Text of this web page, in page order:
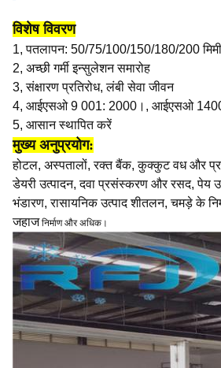
विशेष विवरण
1,पतलापन: 50/75/100/150/180/200 मिमी
2, अच्छी गर्मी इन्सुलेशन समारोह
3, संक्षारण प्रतिरोध, लंबी सेवा जीवन
4, आईएसओ 9 001: 2000।, आईएसओ
5, आसान स्थापित करें
मुख्य अनुप्रयोग:
होटल, अस्पतालों, रक्त बैंक, कुक्कुट वध और
डेयरी उत्पादन, दवा प्रसंस्करण और रसद, पेय
भंडारण, रासायनिक उत्पाद शीतलन, चमड़े के
जहाज निर्माण और अधिक।